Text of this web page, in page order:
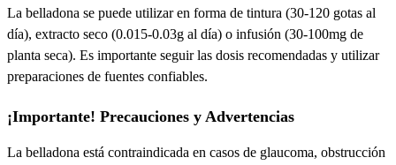
La belladona se puede utilizar en forma de tintura (30-120 gotas al
día), extracto seco (0.015-0.03g al día) o infusión (30-100mg de
planta seca). Es importante seguir las dosis recomendadas y utilizar
preparaciones de fuentes confiables.
¡Importante! Precauciones y Advertencias
La belladona está contraindicada en casos de glaucoma, obstrucción